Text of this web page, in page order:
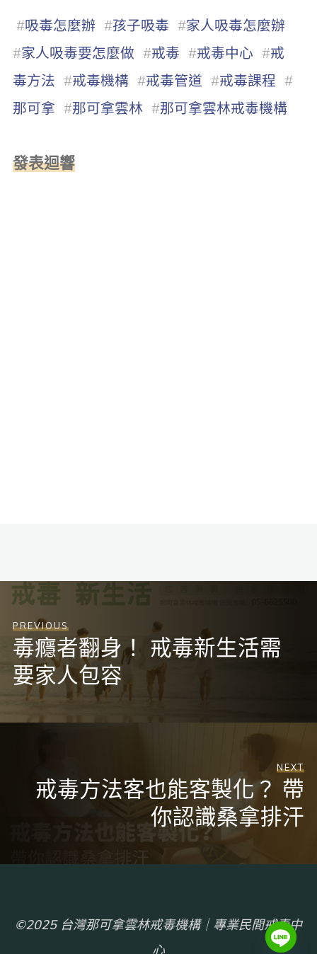
#吸毒怎麼辦 #孩子吸毒 #家人吸毒怎麼辦
#家人吸毒要怎麼做 #戒毒 #戒毒中心 #戒
毒方法 #戒毒機構 #戒毒管道 #戒毒課程 #
那可拿 #那可拿雲林 #那可拿雲林戒毒機構
發表迴響
PREVIOUS
毒癮者翻身！ 戒毒新生活需
要家人包容
NEXT
戒毒方法客也能客製化？ 帶
你認識桑拿排汗
©2025 台灣那可拿雲林戒毒機構｜專業民間戒毒中
心